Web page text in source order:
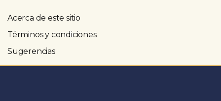
Acerca de este sitio
Términos y condiciones
Sugerencias